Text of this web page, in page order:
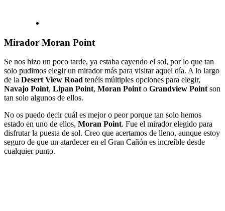
Mirador Moran Point
Se nos hizo un poco tarde, ya estaba cayendo el sol, por lo que tan
solo pudimos elegir un mirador más para visitar aquel día. A lo largo
de la Desert View Road tenéis múltiples opciones para elegir,
Navajo Point, Lipan Point, Moran Point o Grandview Point son
tan solo algunos de ellos.
No os puedo decir cuál es mejor o peor porque tan solo hemos
estado en uno de ellos, Moran Point. Fue el mirador elegido para
disfrutar la puesta de sol. Creo que acertamos de lleno, aunque estoy
seguro de que un atardecer en el Gran Cañón es increíble desde
cualquier punto.